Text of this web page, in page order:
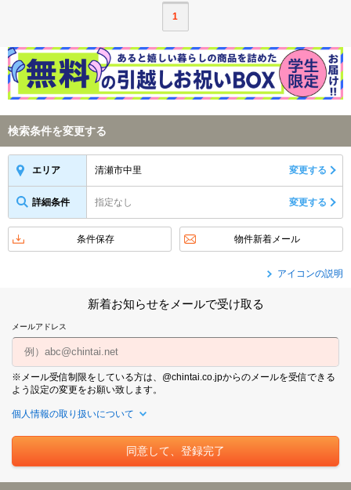
1
検索条件を変更する
エリア 清瀬市中里 変更する
詳細条件 指定なし 変更する
条件保存 物件新着メール
アイコンの説明
新着お知らせをメールで受け取る
メールアドレス
※メール受信制限をしている方は、@chintai.co.jpからのメールを受信できる
よう設定の変更をお願い致します。
個人情報の取り扱いについて